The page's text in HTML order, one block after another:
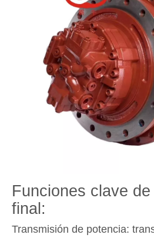
Funciones clave de
final:
Transmisión de potencia: